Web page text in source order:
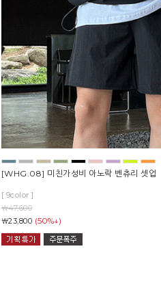
[WHG.08] 미친가성비 아노락 벤츄리 셋업
[ 9color ]
￦47,600
￦23,800 (50%↓)